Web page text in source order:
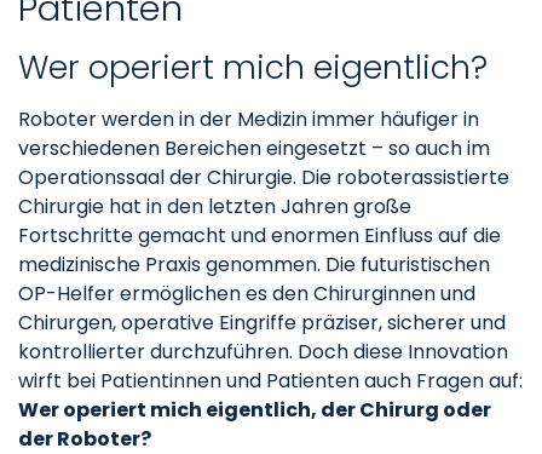
Wer operiert mich eigentlich?
Roboter werden in der Medizin immer häufiger in
verschiedenen Bereichen eingesetzt – so auch im
Operationssaal der Chirurgie. Die roboterassistierte
Chirurgie hat in den letzten Jahren große
Fortschritte gemacht und enormen Einfluss auf die
medizinische Praxis genommen. Die futuristischen
OP-Helfer ermöglichen es den Chirurginnen und
Chirurgen, operative Eingriffe präziser, sicherer und
kontrollierter durchzuführen. Doch diese Innovation
wirft bei Patientinnen und Patienten auch Fragen auf:
Wer operiert mich eigentlich, der Chirurg oder
der Roboter?